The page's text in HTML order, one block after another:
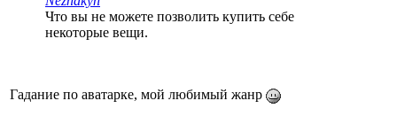
Что вы не можете позволить купить себе
некоторые вещи.
Гадание по аватарке, мой любимый жанр